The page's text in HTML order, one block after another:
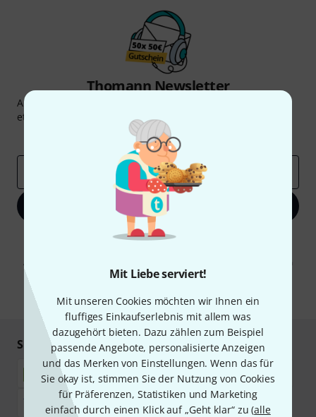
Mit Liebe serviert!
Mit unseren Cookies möchten wir Ihnen ein
fluffiges Einkaufserlebnis mit allem was
dazugehört bieten. Dazu zählen zum Beispiel
passende Angebote, personalisierte Anzeigen
und das Merken von Einstellungen. Wenn das für
Sie okay ist, stimmen Sie der Nutzung von Cookies
für Präferenzen, Statistiken und Marketing
einfach durch einen Klick auf „Geht klar“ zu (alle
Thomann Newsletter
Abonniere den Thomann Newsletter und gewinne mit
etwas Glück einen von
50 Gutscheinen
Inspirierende Beiträge
Deals
Jetzt anmelden
Mit Klick auf „Jetzt anmelden“ stimmen Sie dem Erhalt von E-Mail-
Abmeldung ist jederzeit möglich. Weitere Informationen finden Sie in
unseren Datenschutzhinweisen
* Pflichtfeld
Sicher einkaufen & bezahlen